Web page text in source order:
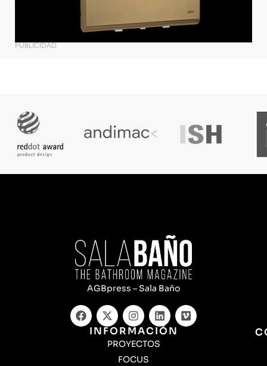
PUBLICIDAD
AGBpress – Sala Baño
INFORMACIÓN
PROYECTOS
FOCUS